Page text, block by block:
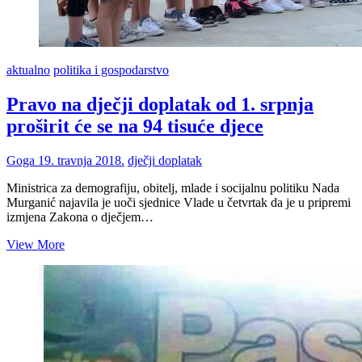
aktualno politika i gospodarstvo
Pravo na dječji doplatak od 1. srpnja
proširit će se na 94 tisuće djece
Goga 19. travnja 2018. dječji doplatak
Ministrica za demografiju, obitelj, mlade i socijalnu politiku Nada
Murganić najavila je uoči sjednice Vlade u četvrtak da je u pripremi
izmjena Zakona o dječjem…
View MorePravo
doplatak
proširit